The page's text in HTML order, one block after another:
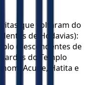
que voltaram do
de Hodavias):
(descendentes de
do Templo
Acube, Hatita e